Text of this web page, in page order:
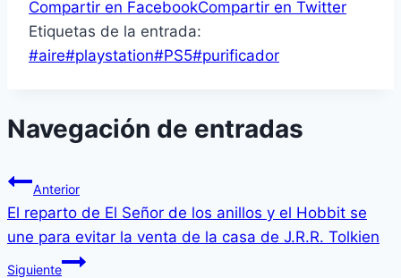
Compartir en FacebookCompartir en Twitter
Etiquetas de la entrada:
#aire#playstation#PS5#purificador
Navegación de entradas
Anterior
El reparto de El Señor de los anillos y el Hobbit se
une para evitar la venta de la casa de J.R.R. Tolkien
Siguiente